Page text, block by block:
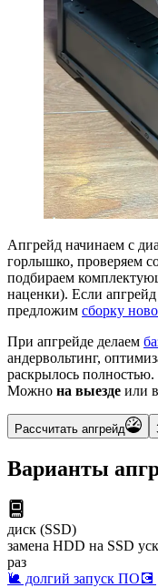
Апгрейд начинаем с
горлышко, проверяем
подбираем
наценки). Если
предложим сборку
При апгрейде делаем
андервольтинг,
раскрылось
Можно на выезде или
Рассчитать апгрейд
Варианты
диск (SSD)
замена HDD на SSD
раз
🐌 долгий запуск ПО 💽